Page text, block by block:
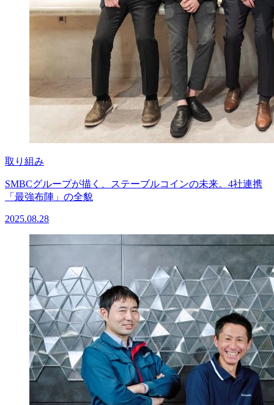
取り組み
SMBCグループが描く、ステーブルコインの未来。4社連携
「最強布陣」の全貌
2025.08.28